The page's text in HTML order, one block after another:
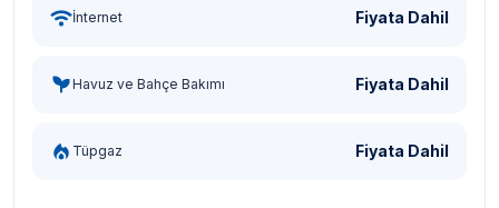
İnternet Fiyata Dahil
Havuz ve Bahçe Bakımı Fiyata Dahil
Tüpgaz Fiyata Dahil